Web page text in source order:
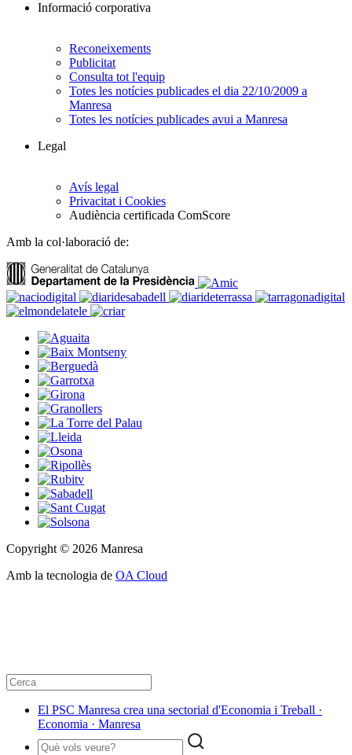
Informació corporativa
Reconeixements
Publicitat
Consulta tot l'equip
Totes les notícies publicades el dia 22/10/2009 a
Manresa
Totes les notícies publicades avui a Manresa
Legal
Avís legal
Privacitat i Cookies
Audiència certificada ComScore
Amb la col·laboració de:
Copyright © 2026 Manresa
Amb la tecnologia de OA Cloud
El PSC Manresa crea una sectorial d'Economia i Treball ·
Economia · Manresa